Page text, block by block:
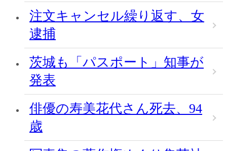
注文キャンセル繰り返す、女
逮捕
茨城も「パスポート」知事が
発表
俳優の寿美花代さん死去、94
歳